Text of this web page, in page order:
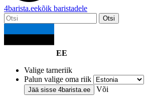
4barista.eekõik baristadele
Otsi
EE
Valige tarneriik
Palun valige oma riik
Jää sisse 4barista.ee Või